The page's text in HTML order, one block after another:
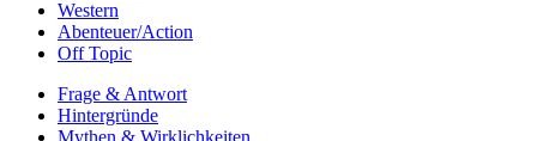
Western
Abenteuer/Action
Off Topic
Frage & Antwort
Hintergründe
Mythen & Wirklichkeiten